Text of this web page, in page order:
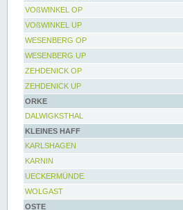
VOßWINKEL OP
VOßWINKEL UP
WESENBERG OP
WESENBERG UP
ZEHDENICK OP
ZEHDENICK UP
ORKE
DALWIGKSTHAL
KLEINES HAFF
KARLSHAGEN
KARNIN
UECKERMÜNDE
WOLGAST
OSTE